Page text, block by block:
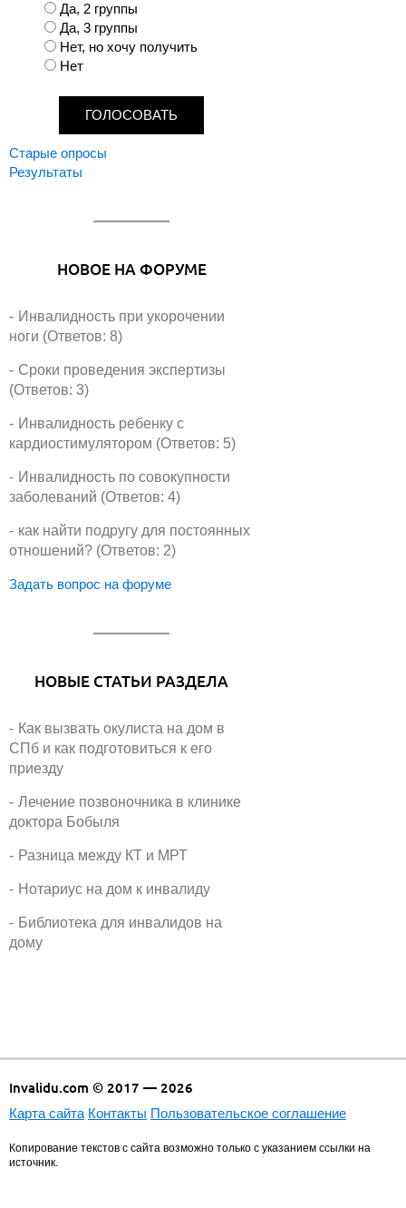
а
р
и
а
Да, 2 группы
Да, 3 группы
Нет, но хочу получить
Нет
Старые опросы
Результаты
НОВОЕ НА ФОРУМЕ
Инвалидность при укорочении
ноги (Ответов: 8)
Сроки проведения экспертизы
(Ответов: 3)
Инвалидность ребенку с
кардиостимулятором (Ответов: 5)
Инвалидность по совокупности
заболеваний (Ответов: 4)
как найти подругу для постоянных
отношений? (Ответов: 2)
Задать вопрос на форуме
НОВЫЕ СТАТЬИ РАЗДЕЛА
Как вызвать окулиста на дом в
СПб и как подготовиться к его
приезду
Лечение позвоночника в клинике
доктора Бобыля
Разница между КТ и МРТ
Нотариус на дом к инвалиду
Библиотека для инвалидов на
дому
Invalidu.com © 2017 — 2026
Карта сайта Контакты Пользовательское соглашение
Копирование текстов с сайта возможно только с указанием ссылки на
источник.